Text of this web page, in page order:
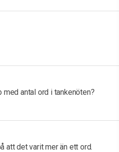
med antal ord i tankenöten?
att det varit mer än ett ord.